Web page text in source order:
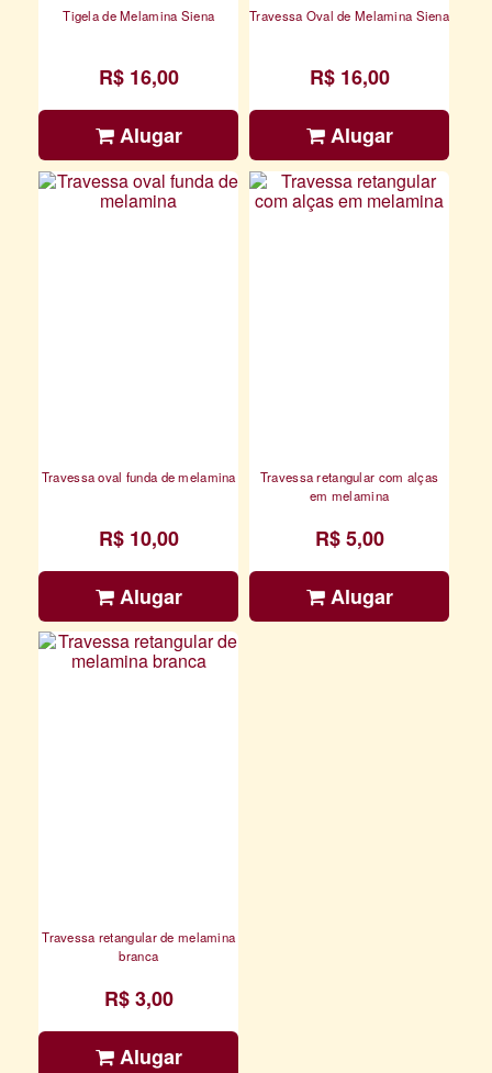
Tigela de Melamina Siena
R$ 16,00
Alugar
Travessa Oval de Melamina Siena
R$ 16,00
Alugar
Travessa oval funda de melamina
R$ 10,00
Alugar
Travessa retangular com alças
em melamina
R$ 5,00
Alugar
Travessa retangular de melamina
branca
R$ 3,00
Alugar